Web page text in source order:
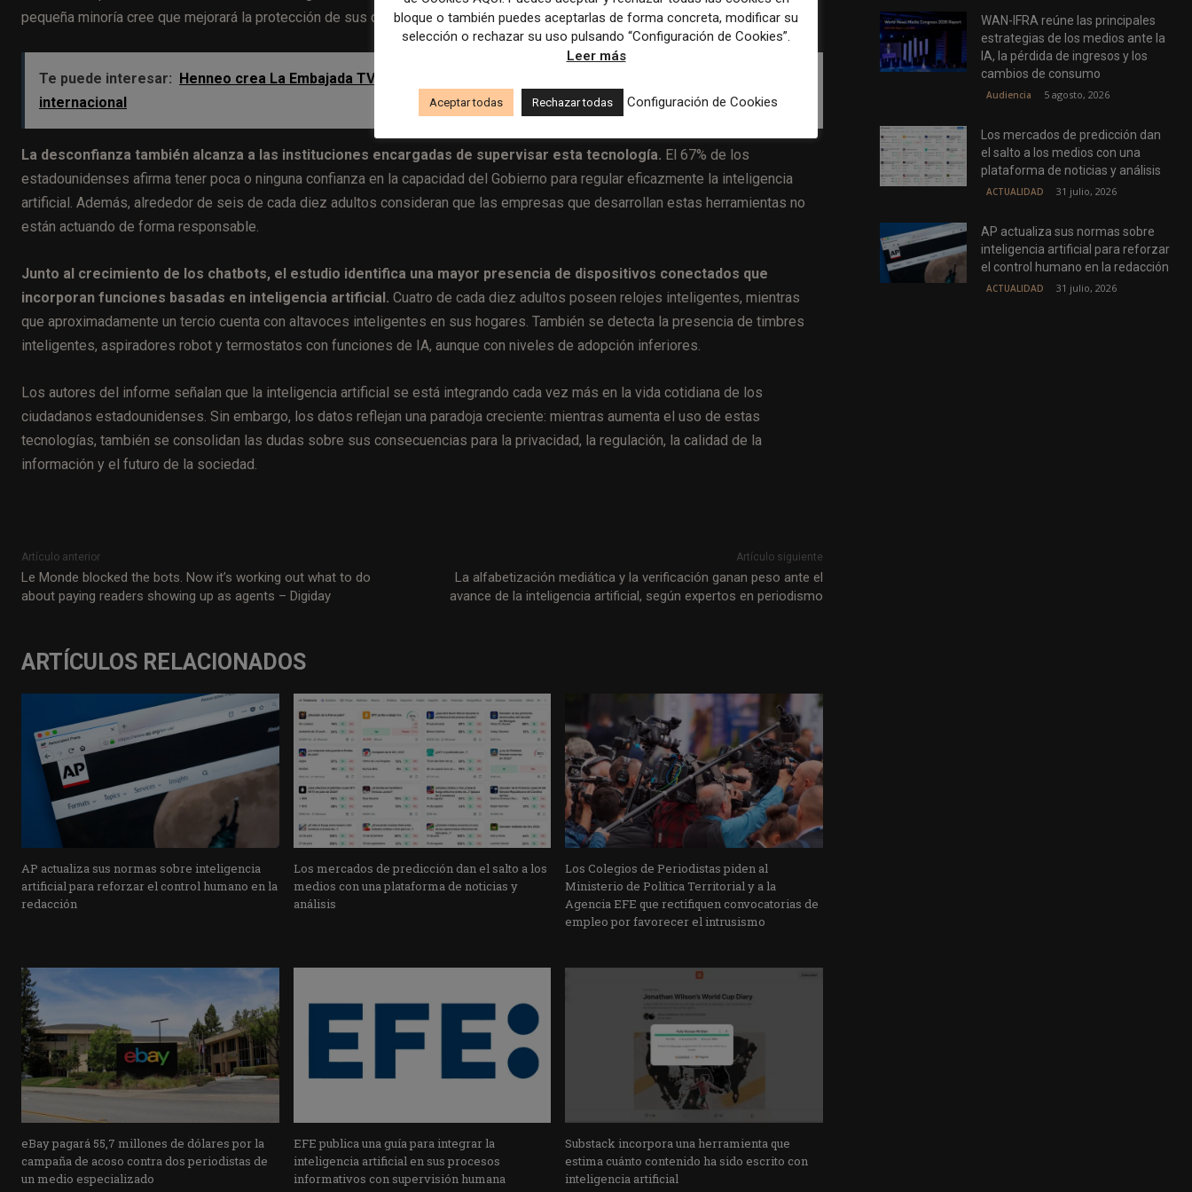
pequeña minoría cree que mejorará la protección de sus datos.
Te puede interesar: Henneo crea La Embajada TV para producir entretenimiento y ficción con proyección
internacional
La desconfianza también alcanza a las instituciones encargadas de supervisar esta tecnología. El 67% de los
estadounidenses afirma tener poca o ninguna confianza en la capacidad del Gobierno para regular eficazmente la inteligencia
artificial. Además, alrededor de seis de cada diez adultos consideran que las empresas que desarrollan estas herramientas no
están actuando de forma responsable.
Junto al crecimiento de los chatbots, el estudio identifica una mayor presencia de dispositivos conectados que
incorporan funciones basadas en inteligencia artificial. Cuatro de cada diez adultos poseen relojes inteligentes, mientras
que aproximadamente un tercio cuenta con altavoces inteligentes en sus hogares. También se detecta la presencia de timbres
inteligentes, aspiradores robot y termostatos con funciones de IA, aunque con niveles de adopción inferiores.
Los autores del informe señalan que la inteligencia artificial se está integrando cada vez más en la vida cotidiana de los
ciudadanos estadounidenses. Sin embargo, los datos reflejan una paradoja creciente: mientras aumenta el uso de estas
tecnologías, también se consolidan las dudas sobre sus consecuencias para la privacidad, la regulación, la calidad de la
información y el futuro de la sociedad.
Artículo anterior
Le Monde blocked the bots. Now it’s working out what to do
about paying readers showing up as agents – Digiday
Artículo siguiente
La alfabetización mediática y la verificación ganan peso ante el
avance de la inteligencia artificial, según expertos en periodismo
ARTÍCULOS RELACIONADOS
AP actualiza sus normas sobre inteligencia
artificial para reforzar el control humano en la
redacción
Los mercados de predicción dan el salto a los
medios con una plataforma de noticias y
análisis
Los Colegios de Periodistas piden al
Ministerio de Política Territorial y a la
Agencia EFE que rectifiquen convocatorias de
empleo por favorecer el intrusismo
eBay pagará 55,7 millones de dólares por la
campaña de acoso contra dos periodistas de
un medio especializado
EFE publica una guía para integrar la
inteligencia artificial en sus procesos
informativos con supervisión humana
Substack incorpora una herramienta que
estima cuánto contenido ha sido escrito con
inteligencia artificial
WAN-IFRA reúne las principales
estrategias de los medios ante la
IA, la pérdida de ingresos y los
cambios de consumo
Audiencia 5 agosto, 2026
Los mercados de predicción dan
el salto a los medios con una
plataforma de noticias y análisis
ACTUALIDAD 31 julio, 2026
AP actualiza sus normas sobre
inteligencia artificial para reforzar
el control humano en la redacción
ACTUALIDAD 31 julio, 2026
bloque o también puedes aceptarlas de forma concreta, modificar su
selección o rechazar su uso pulsando “Configuración de Cookies”.
Leer más
Aceptar todas Rechazar todas Configuración de Cookies